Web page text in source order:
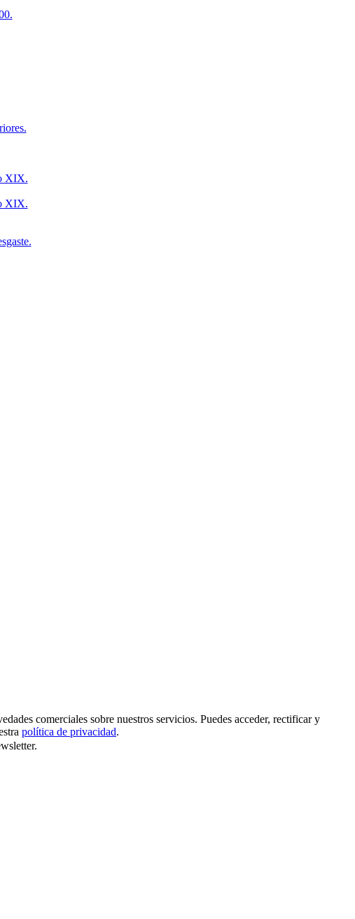
XIX.
XIX.
comerciales sobre nuestros servicios. Puedes acceder, rectificar y
política de privacidad.